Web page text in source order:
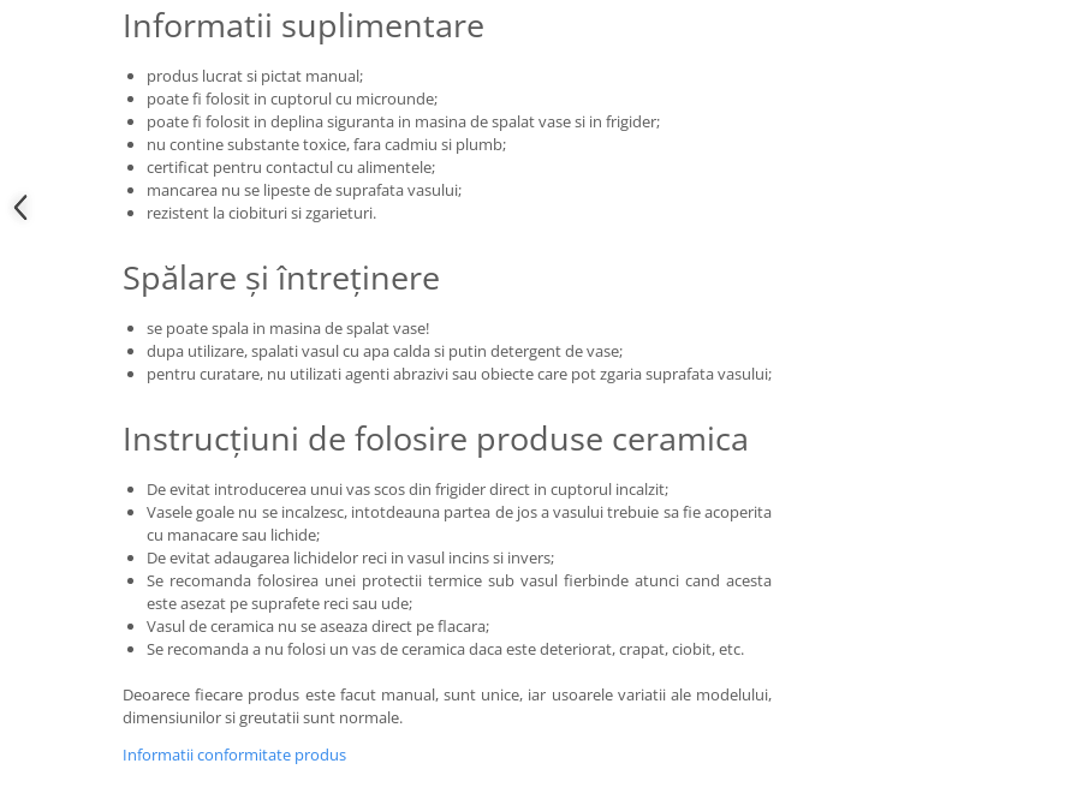
Informatii suplimentare
produs lucrat si pictat manual;
poate fi folosit in cuptorul cu microunde;
poate fi folosit in deplina siguranta in masina de spalat vase si in frigider;
nu contine substante toxice, fara cadmiu si plumb;
certificat pentru contactul cu alimentele;
mancarea nu se lipeste de suprafata vasului;
rezistent la ciobituri si zgarieturi.
Spălare și întreținere
se poate spala in masina de spalat vase!
dupa utilizare, spalati vasul cu apa calda si putin detergent de vase;
pentru curatare, nu utilizati agenti abrazivi sau obiecte care pot zgaria suprafata vasului;
Instrucțiuni de folosire produse ceramica
De evitat introducerea unui vas scos din frigider direct in cuptorul incalzit;
Vasele goale nu se incalzesc, intotdeauna partea de jos a vasului trebuie sa fie acoperita
cu manacare sau lichide;
De evitat adaugarea lichidelor reci in vasul incins si invers;
Se recomanda folosirea unei protectii termice sub vasul fierbinde atunci cand acesta
este asezat pe suprafete reci sau ude;
Vasul de ceramica nu se aseaza direct pe flacara;
Se recomanda a nu folosi un vas de ceramica daca este deteriorat, crapat, ciobit, etc.
Deoarece fiecare produs este facut manual, sunt unice, iar usoarele variatii ale modelului,
dimensiunilor si greutatii sunt normale.
Informatii conformitate produs